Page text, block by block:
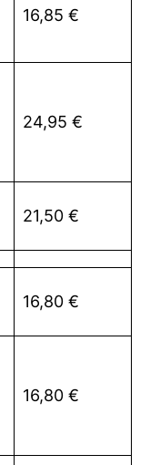
16,85 €
24,95 €
21,50 €
16,80 €
16,80 €